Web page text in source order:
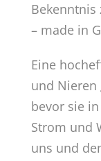
Bekenntnis
– made in
Eine
und Nieren
bevor sie
Strom und
uns und